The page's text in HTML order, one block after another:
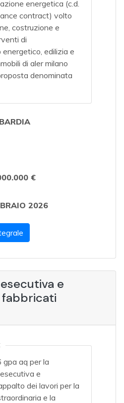
energetica (c.d.
contract) volto
costruzione e
di
edilizia e
di aler milano
denominata
€
2026
e
fabbricati
aq per la
e
dei lavori per la
e la